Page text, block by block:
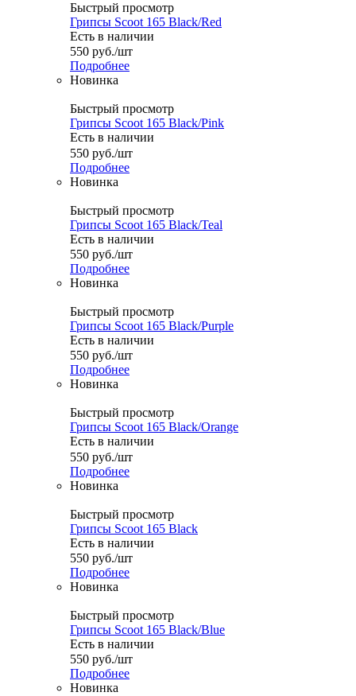
Быстрый просмотр
Грипсы Scoot 165 Black/Red
Есть в наличии
550 руб./шт
Подробнее
Новинка
Быстрый просмотр
Грипсы Scoot 165 Black/Pink
Есть в наличии
550 руб./шт
Подробнее
Новинка
Быстрый просмотр
Грипсы Scoot 165 Black/Teal
Есть в наличии
550 руб./шт
Подробнее
Новинка
Быстрый просмотр
Грипсы Scoot 165 Black/Purple
Есть в наличии
550 руб./шт
Подробнее
Новинка
Быстрый просмотр
Грипсы Scoot 165 Black/Orange
Есть в наличии
550 руб./шт
Подробнее
Новинка
Быстрый просмотр
Грипсы Scoot 165 Black
Есть в наличии
550 руб./шт
Подробнее
Новинка
Быстрый просмотр
Грипсы Scoot 165 Black/Blue
Есть в наличии
550 руб./шт
Подробнее
Новинка